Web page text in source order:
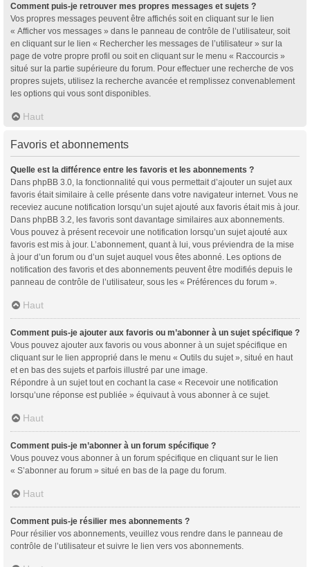
Comment puis-je retrouver mes propres messages et sujets ?
Vos propres messages peuvent être affichés soit en cliquant sur le lien
« Afficher vos messages » dans le panneau de contrôle de l’utilisateur, soit
en cliquant sur le lien « Rechercher les messages de l’utilisateur » sur la
page de votre propre profil ou soit en cliquant sur le menu « Raccourcis »
situé sur la partie supérieure du forum. Pour effectuer une recherche de vos
propres sujets, utilisez la recherche avancée et remplissez convenablement
les options qui vous sont disponibles.
Haut
Favoris et abonnements
Quelle est la différence entre les favoris et les abonnements ?
Dans phpBB 3.0, la fonctionnalité qui vous permettait d’ajouter un sujet aux
favoris était similaire à celle présente dans votre navigateur internet. Vous ne
receviez aucune notification lorsqu’un sujet ajouté aux favoris était mis à jour.
Dans phpBB 3.2, les favoris sont davantage similaires aux abonnements.
Vous pouvez à présent recevoir une notification lorsqu’un sujet ajouté aux
favoris est mis à jour. L’abonnement, quant à lui, vous préviendra de la mise
à jour d’un forum ou d’un sujet auquel vous êtes abonné. Les options de
notification des favoris et des abonnements peuvent être modifiés depuis le
panneau de contrôle de l’utilisateur, sous les « Préférences du forum ».
Haut
Comment puis-je ajouter aux favoris ou m’abonner à un sujet spécifique ?
Vous pouvez ajouter aux favoris ou vous abonner à un sujet spécifique en
cliquant sur le lien approprié dans le menu « Outils du sujet », situé en haut
et en bas des sujets et parfois illustré par une image.
Répondre à un sujet tout en cochant la case « Recevoir une notification
lorsqu’une réponse est publiée » équivaut à vous abonner à ce sujet.
Haut
Comment puis-je m’abonner à un forum spécifique ?
Vous pouvez vous abonner à un forum spécifique en cliquant sur le lien
« S’abonner au forum » situé en bas de la page du forum.
Haut
Comment puis-je résilier mes abonnements ?
Pour résilier vos abonnements, veuillez vous rendre dans le panneau de
contrôle de l’utilisateur et suivre le lien vers vos abonnements.